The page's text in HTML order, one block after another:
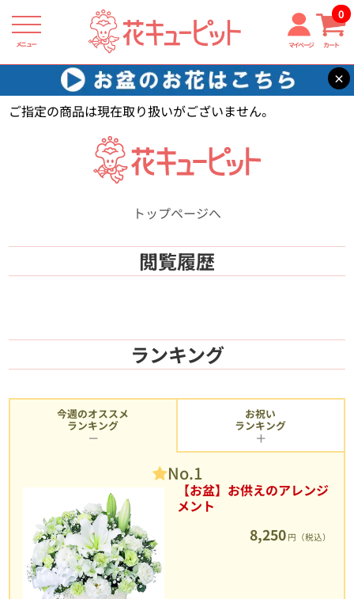
メニュー マイページ カート
0
×
花キューピット 【】
ご指定の商品は現在取り扱いがございません。
トップページへ
閲覧履歴
ランキング
今週のオススメ
ランキング
No.1
【お盆】お供えのアレンジ
メント
8,250 円（税込）
お祝い
ランキング